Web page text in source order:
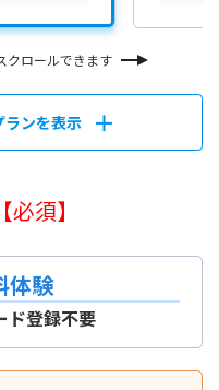
クロールできます
ランを表示
【必須】
体験
ド登録不要